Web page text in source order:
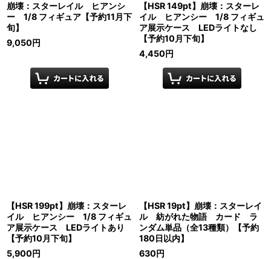
崩壊：スターレイル ヒアンシ
ー 1/8 フィギュア【予約11月下
旬】
9,050円
【HSR 149pt】崩壊：スターレ
イル ヒアンシー 1/8 フィギュ
ア展示ケース LEDライトなし
【予約10月下旬】
4,450円
【HSR 199pt】崩壊：スターレ
イル ヒアンシー 1/8 フィギュ
ア展示ケース LEDライトあり
【予約10月下旬】
5,900円
【HSR 19pt】崩壊：スターレイ
ル 紡がれた物語 カード ラ
ンダム単品（全13種類）【予約
180日以内】
630円